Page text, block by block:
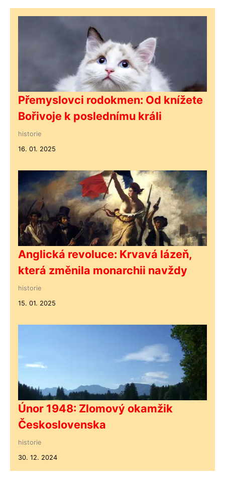
Přemyslovci rodokmen: Od knížete
Bořivoje k poslednímu králi
historie
16. 01. 2025
Anglická revoluce: Krvavá lázeň,
která změnila monarchii navždy
historie
15. 01. 2025
Únor 1948: Zlomový okamžik
Československa
historie
30. 12. 2024